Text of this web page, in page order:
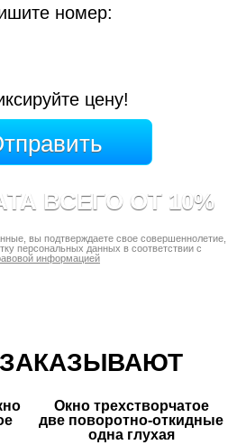
номер:
цену!
ВСЕГО ОТ 10%
вы подтверждаете свое совершеннолетие,
персональных данных в соответствии с
информацией
Окно трехстворчатое
две поворотно-откидные
одна глухая